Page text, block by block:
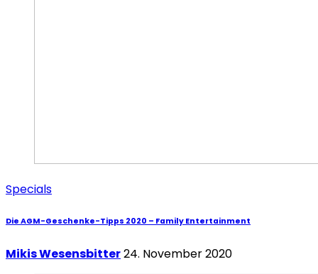
Specials
Die AGM-Geschenke-Tipps 2020 – Family Entertainment
Mikis Wesensbitter24. November 2020